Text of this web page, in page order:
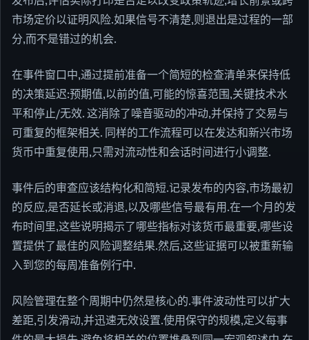
市场定价以证明风险.如果信号不清楚,则退出是过程的一部
分,而不是错过的机会.
在事件窗口中,通过提前准备一个简短的检查清单来保持低
的决策延迟:预期值,以前的值,可能的惊喜范围,关键技术水
平和停止/无效. 这消除了噪音驱动的冲动,并保持了交易与
可重复的框架相关. 同样的工作流程可以在发达和新兴市场
货币中重复使用,只需对流动性和会话时间进行小调整.
事件后的审查应该结构化和简短.记录发布的内容,市场最初
的反应,是否延长或消退,以及哪些信号最有用.在一个月的发
布时间里,这些说明揭示了哪些指标对该货币最重要,哪些设
置提供了最佳的风险调整结果.然后,这些证据可以被重新输
入到您的每周准备例行中.
风险管理在整个周期中仍然是核心的.事件波动性可以扩大
差距,引发滑动,并迅速无效设置.使用保守的规模,定义每事